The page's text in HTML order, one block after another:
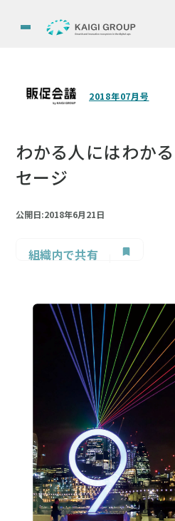
2018年07月号
わかる人にはわか
セージ
公開日:2018年6月21日
組織内で共有